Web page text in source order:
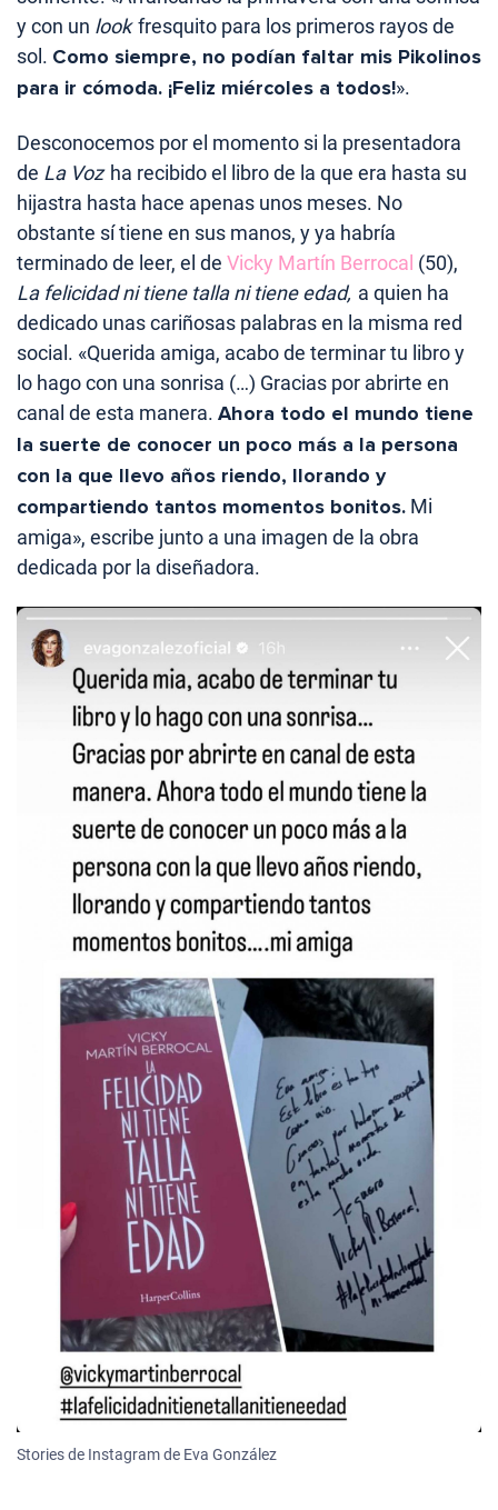
y con un lookfresquito para los primeros rayos de
sol. Como siempre, no podían faltar mis Pikolinos
para ir cómoda. ¡Feliz miércoles a todos!».
Desconocemos por el momento si la presentadora
de La Vozha recibido el libro de la que era hasta su
hijastra hasta hace apenas unos meses. No
obstante sí tiene en sus manos, y ya habría
terminado de leer, el de Vicky Martín Berrocal (50),
La felicidad ni tiene talla ni tiene edad, a quien ha
dedicado unas cariñosas palabras en la misma red
social. «Querida amiga, acabo de terminar tu libro y
lo hago con una sonrisa (…) Gracias por abrirte en
canal de esta manera. Ahora todo el mundo tiene
la suerte de conocer un poco más a la persona
con la que llevo años riendo, llorando y
compartiendo tantos momentos bonitos. Mi
amiga», escribe junto a una imagen de la obra
dedicada por la diseñadora.
Stories de Instagram de Eva González